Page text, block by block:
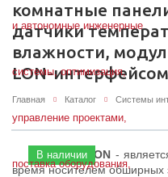
комнатные
датчики
влажности,
LON-интерфейсом
Главная Каталог Системы
В наличии
THERMOKON -
время носителем обширных